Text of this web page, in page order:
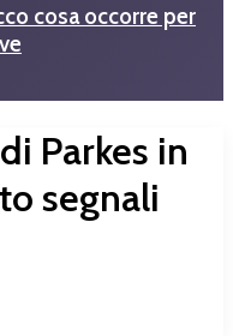
cosa occorre per
Parkes in
segnali